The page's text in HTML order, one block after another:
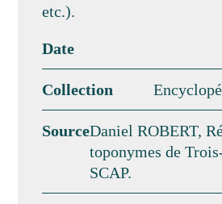
etc.).
Date
Collection
SourceDaniel ROBERT,
toponymes de
SCAP.